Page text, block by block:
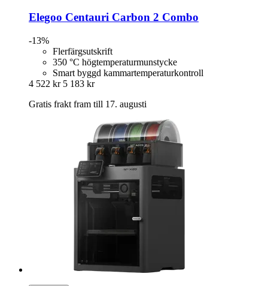
Elegoo Centauri Carbon 2 Combo
-13%
Flerfärgsutskrift
350 °C högtemperaturmunstycke
Smart byggd kammartemperaturkontroll
4 522 kr 5 183 kr
Gratis frakt fram till 17. augusti